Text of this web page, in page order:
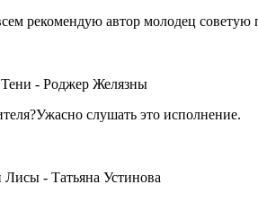
рекомендую автор молодец советую
- Роджер Желязны
слушать это исполнение.
Лисы - Татьяна Устинова